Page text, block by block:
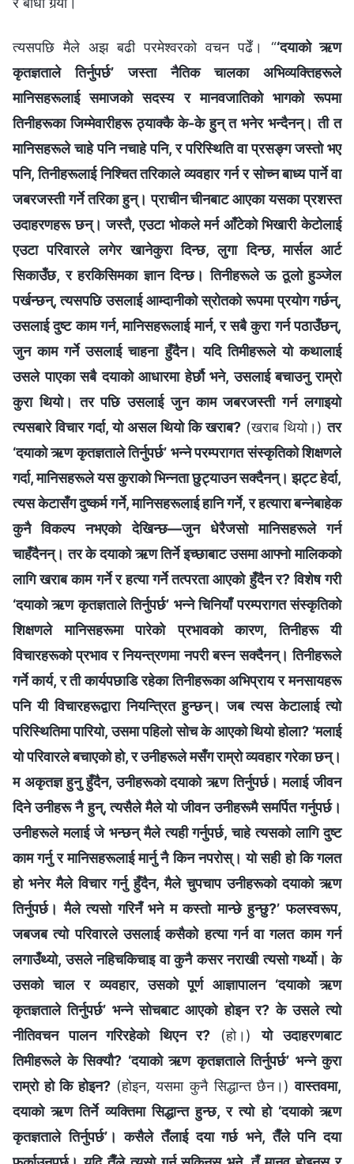
त्यसपछि मैले अझ बढी परमेश्‍वरको वचन पढेँ। “‘दयाको ऋण
कृतज्ञताले तिर्नुपर्छ’ जस्ता नैतिक चालका अभिव्यक्तिहरूले
मानिसहरूलाई समाजको सदस्य र मानवजातिको भागको रूपमा
तिनीहरूका जिम्‍मेवारीहरू ठ्याक्‍कै के-के हुन् त भनेर भन्दैनन्। ती त
मानिसहरूले चाहे पनि नचाहे पनि, र परिस्‍थिति वा प्रसङ्ग जस्तो भए
पनि, तिनीहरूलाई निश्‍चित तरिकाले व्यवहार गर्न र सोच्‍न बाध्य पार्ने वा
जबरजस्ती गर्ने तरिका हुन्। प्राचीन चीनबाट आएका यसका प्रशस्‍त
उदाहरणहरू छन्। जस्तै, एउटा भोकले मर्न आँटेको भिखारी केटोलाई
एउटा परिवारले लगेर खानेकुरा दिन्छ, लुगा दिन्छ, मार्सल आर्ट
सिकाउँछ, र हरकिसिमका ज्ञान दिन्छ। तिनीहरूले ऊ ठूलो हुञ्‍जेल
पर्खन्छन्, त्यसपछि उसलाई आम्दानीको स्रोतको रूपमा प्रयोग गर्छन्,
उसलाई दुष्ट काम गर्न, मानिसहरूलाई मार्न, र सबै कुरा गर्न पठाउँछन्,
जुन काम गर्ने उसलाई चाहना हुँदैन। यदि तिमीहरूले यो कथालाई
उसले पाएका सबै दयाको आधारमा हेर्छौ भने, उसलाई बचाउनु राम्रो
कुरा थियो। तर पछि उसलाई जुन काम जबरजस्ती गर्न लगाइयो
त्यसबारे विचार गर्दा, यो असल थियो कि खराब? (खराब थियो।)तर
‘दयाको ऋण कृतज्ञताले तिर्नुपर्छ’ भन्‍ने परम्‍परागत संस्कृतिको शिक्षणले
गर्दा, मानिसहरूले यस कुराको भिन्‍नता छुट्याउन सक्दैनन्। झट्ट हेर्दा,
त्यस केटासँग दुष्कर्म गर्ने, मानिसहरूलाई हानि गर्ने, र हत्यारा बन्‍नेबाहेक
कुनै विकल्‍प नभएको देखिन्छ—जुन धेरैजसो मानिसहरूले गर्न
चाहँदैनन्। तर के दयाको ऋण तिर्ने इच्‍छाबाट उसमा आफ्‍नो मालिकको
लागि खराब काम गर्ने र हत्या गर्ने तत्परता आएको हुँदैन र? विशेष गरी
‘दयाको ऋण कृतज्ञताले तिर्नुपर्छ’ भन्‍ने चिनियाँ परम्‍परागत संस्कृतिको
शिक्षणले मानिसहरूमा पारेको प्रभावको कारण, तिनीहरू यी
विचारहरूको प्रभाव र नियन्त्रणमा नपरी बस्‍न सक्दैनन्। तिनीहरूले
गर्ने कार्य, र ती कार्यपछाडि रहेका तिनीहरूका अभिप्राय र मनसायहरू
पनि यी विचारहरूद्वारा नियन्त्रित हुन्छन्। जब त्यस केटालाई त्यो
परिस्थितिमा पारियो, उसमा पहिलो सोच के आएको थियो होला? ‘मलाई
यो परिवारले बचाएको हो, र उनीहरूले मसँग राम्रो व्यवहार गरेका छन्।
म अकृतज्ञ हुनु हुँदैन, उनीहरूको दयाको ऋण तिर्नुपर्छ। मलाई जीवन
दिने उनीहरू नै हुन्, त्यसैले मैले यो जीवन उनीहरूमै समर्पित गर्नुपर्छ।
उनीहरूले मलाई जे भन्छन् मैले त्यही गर्नुपर्छ, चाहे त्यसको लागि दुष्ट
काम गर्नु र मानिसहरूलाई मार्नु नै किन नपरोस्। यो सही हो कि गलत
हो भनेर मैले विचार गर्नु हुँदैन, मैले चुपचाप उनीहरूको दयाको ऋण
तिर्नुपर्छ। मैले त्यसो गरिनँ भने म कस्तो मान्छे हुन्छु?’ फलस्वरूप,
जबजब त्यो परिवारले उसलाई कसैको हत्या गर्न वा गलत काम गर्न
लगाउँथ्यो, उसले नहिचकिचाइ वा कुनै कसर नराखी त्यसो गर्थ्यो। के
उसको चाल र व्यवहार, उसको पूर्ण आज्ञापालन ‘दयाको ऋण
कृतज्ञताले तिर्नुपर्छ’ भन्‍ने सोचबाट आएको होइन र? के उसले त्यो
नीतिवचन पालन गरिरहेको थिएन र?
(हो।)यो उदाहरणबाट
तिमीहरूले के सिक्यौ? ‘दयाको ऋण कृतज्ञताले तिर्नुपर्छ’ भन्‍ने कुरा
राम्रो हो कि होइन? (होइन, यसमा कुनै सिद्धान्त छैन।) वास्तवमा,
दयाको ऋण तिर्ने व्यक्तिमा सिद्धान्त हुन्छ, र त्यो हो ‘दयाको ऋण
कृतज्ञताले तिर्नुपर्छ’। कसैले तँलाई दया गर्छ भने, तैँले पनि दया